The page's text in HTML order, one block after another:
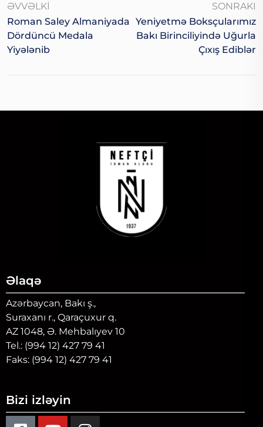
ƏVVƏLKI
Roman Saley Almaniyada
Dördüncü Medala
Yiyələnib
SONRAKI
Yeniyetmə Boksçularımız
Bakı Birinciliyində Uğurla
Çıxış Ediblər
Əlaqə
Azərbaycan, Bakı ş.,
Suraxanı r., Qaraçuxur q.
AZ 1048, Ə. Mehbalıyev 10
Tel.: (994 12) 427 79 41
Faks: (994 12) 427 79 41
Bizi izləyin